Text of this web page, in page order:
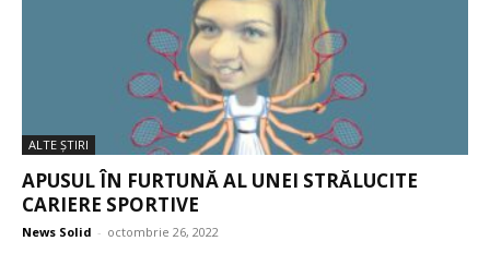
ALTE ŞTIRI
APUSUL ÎN FURTUNĂ AL UNEI STRĂLUCITE
CARIERE SPORTIVE
News Solid - octombrie 26, 2022